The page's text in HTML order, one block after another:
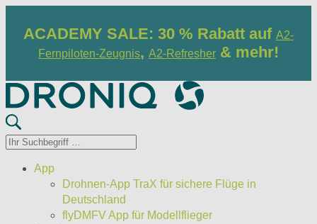
ACADEMY SALE: 30 % Rabatt auf A2-
Fernpiloten-Zeugnis, A2-Refresher & mehr!
App
Drohnen-App TraX für sichere Flüge in
Deutschland
flyDMFV App für Modellflieger